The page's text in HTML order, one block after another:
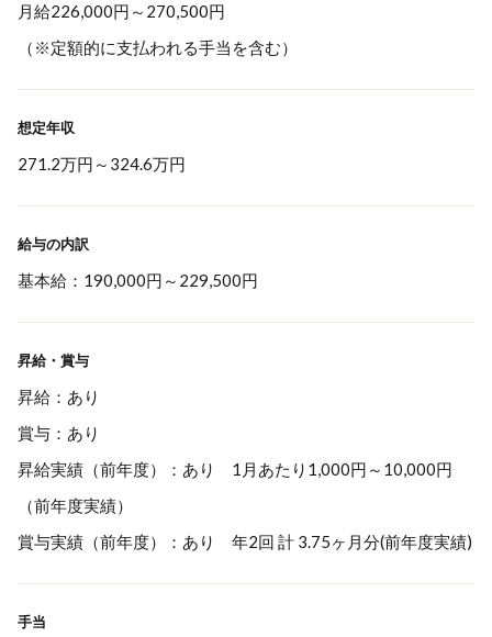
月給226,000円～270,500円
（※定額的に支払われる手当を含む）
想定年収
271.2万円 ～ 324.6万円
給与の内訳
基本給：190,000円～229,500円
昇給・賞与
昇給：あり
賞与：あり
昇給実績（前年度）：あり 1月あたり1,000円～10,000円
（前年度実績）
賞与実績（前年度）：あり 年2回 計 3.75ヶ月分(前年度実績)
手当